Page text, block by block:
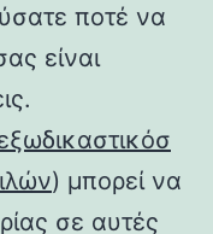
ποτέ να
είναι
) μπορεί να
σε αυτές